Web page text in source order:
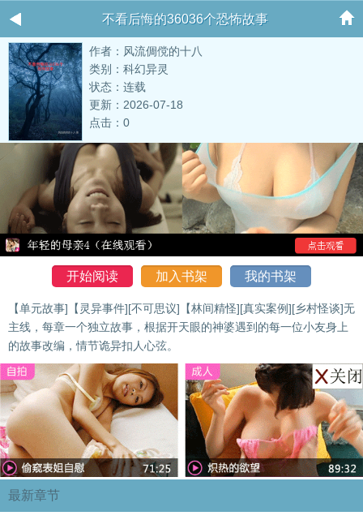
不看后悔的36036个恐怖故事
作者：风流倜傥的十八
类别：科幻异灵
状态：连载
更新：2026-07-18
点击：0
开始阅读 加入书架 我的书架
【单元故事]【灵异事件][不可思议]【林间精怪][真实案例][乡村怪谈]无
主线，每章一个独立故事，根据开天眼的神婆遇到的每一位小友身上
的故事改编，情节诡异扣人心弦。
最新章节